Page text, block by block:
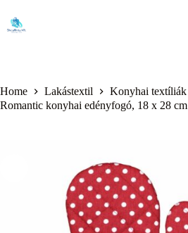
content
Home Lakástextil Konyhai textíliák
Romantic konyhai edényfogó, 18 x 28 cm